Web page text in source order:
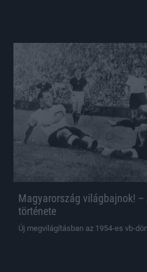
Magyarország világbajnok!
története
Új megvilágításban az 1954-es vb-